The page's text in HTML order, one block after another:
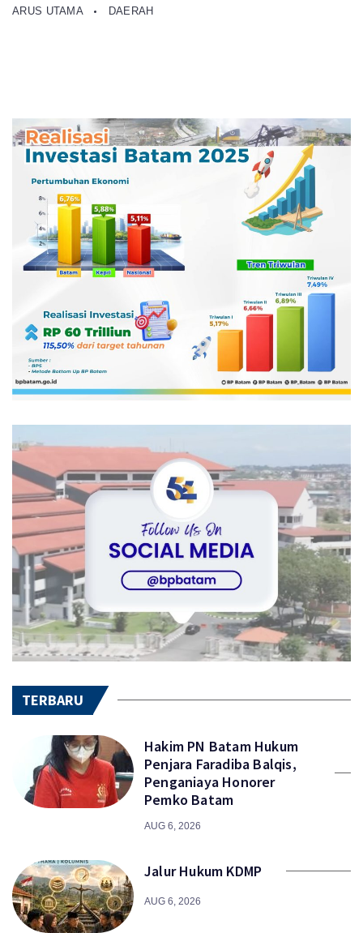
ARUS UTAMA DAERAH
TERBARU
Hakim PN Batam Hukum
Penjara Faradiba Balqis,
Penganiaya Honorer
Pemko Batam
AUG 6, 2026
Jalur Hukum KDMP
AUG 6, 2026